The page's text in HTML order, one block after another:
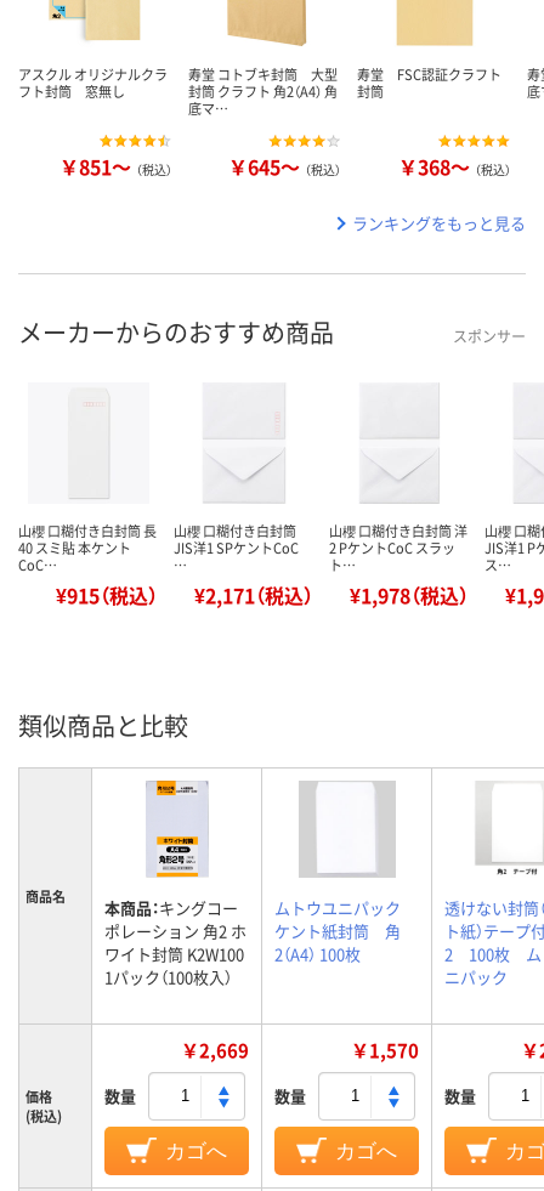
アスクル オリジナルクラ
フト封筒 窓無し
￥851～ （税込）
寿堂 コトブキ封筒 大型
封筒 クラフト 角2（A4） 角
底マ…
￥645～ （税込）
寿堂 FSC認証クラフト
封筒
￥368～ （税込）
寿
ランキングをもっと見る
メーカーからのおすすめ商品 スポンサー
山櫻 口糊付き白封筒 長
40 スミ貼 本ケント
CoC…
¥915（税込）
山櫻 口糊付き白封筒
JIS洋1 SPケントCoC
…
¥2,171（税込）
山櫻 口糊付き白封筒 洋
2 PケントCoC スラッ
ト…
¥1,978（税込）
山櫻 口
JIS洋1 P
ス…
類似商品と比較
商品名 本商品：キングコー
ポレーション 角2 ホ
ワイト封筒 K2W100
1パック（100枚入）
ムトウユニパック
ケント紙封筒 角
2（A4） 100枚
透けない封筒
ト紙）テー
2 100枚 ム
ニパック
価格
(税込)
￥2,669
数量
カゴへ
￥1,570
数量
カゴへ
数量
カ